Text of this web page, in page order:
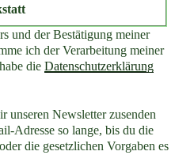
und der Bestätigung meiner
ich der Verarbeitung meiner
die Datenschutzerklärung
Newsletter zusenden
Adresse so lange, bis du die
die gesetzlichen Vorgaben es